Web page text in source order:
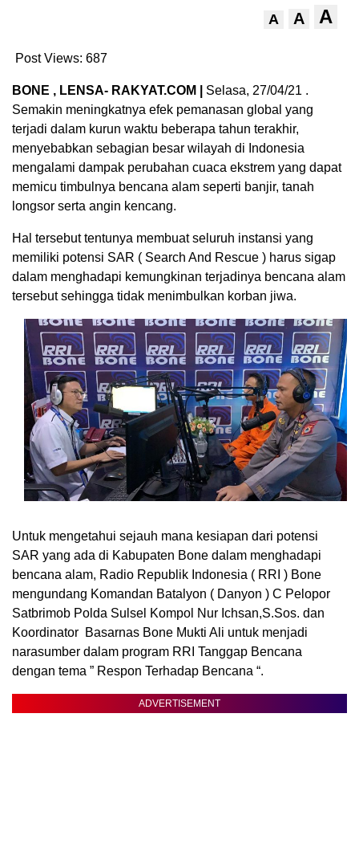
A A A
Post Views: 687
BONE , LENSA- RAKYAT.COM | Selasa, 27/04/21 .
Semakin meningkatnya efek pemanasan global yang
terjadi dalam kurun waktu beberapa tahun terakhir,
menyebabkan sebagian besar wilayah di Indonesia
mengalami dampak perubahan cuaca ekstrem yang dapat
memicu timbulnya bencana alam seperti banjir, tanah
longsor serta angin kencang.
Hal tersebut tentunya membuat seluruh instansi yang
memiliki potensi SAR ( Search And Rescue ) harus sigap
dalam menghadapi kemungkinan terjadinya bencana alam
tersebut sehingga tidak menimbulkan korban jiwa.
Untuk mengetahui sejauh mana kesiapan dari potensi
SAR yang ada di Kabupaten Bone dalam menghadapi
bencana alam, Radio Republik Indonesia ( RRI ) Bone
mengundang Komandan Batalyon ( Danyon ) C Pelopor
Satbrimob Polda Sulsel Kompol Nur Ichsan,S.Sos. dan
Koordinator Basarnas Bone Mukti Ali untuk menjadi
narasumber dalam program RRI Tanggap Bencana
dengan tema ” Respon Terhadap Bencana “.
ADVERTISEMENT